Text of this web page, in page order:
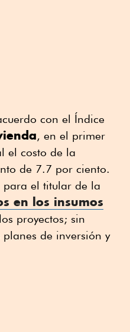
con el Índice
, en el primer
el costo de la
de 7.7 por ciento.
para el titular de la
en los insumos
proyectos; sin
de inversión y